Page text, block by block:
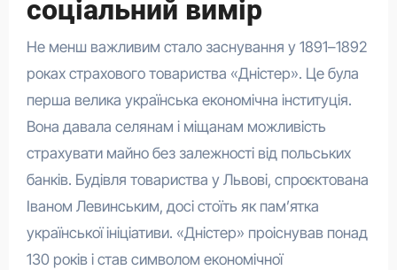
соціальний вимір
Не менш важливим стало заснування у 1891–1892
роках страхового товариства «Дністер». Це була
перша велика українська економічна інституція.
Вона давала селянам і міщанам можливість
страхувати майно без залежності від польських
банків. Будівля товариства у Львові, спроєктована
Іваном Левинським, досі стоїть як пам’ятка
української ініціативи. «Дністер» проіснував понад
130 років і став символом економічної